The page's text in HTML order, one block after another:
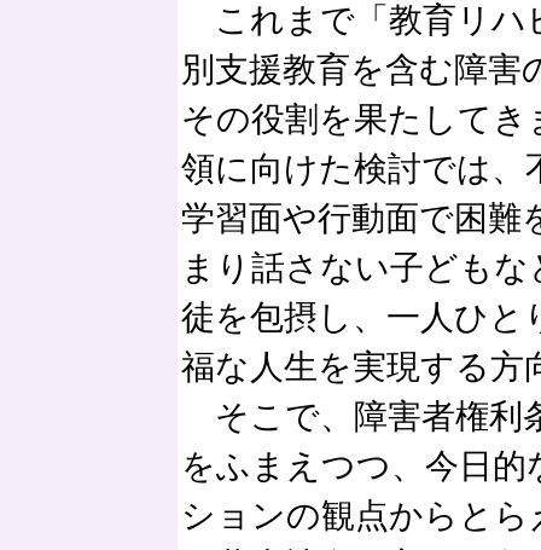
これまで「教育リハ
別支援教育を含む障
その役割を果たしてき
領に向けた検討では、
学習面や行動面で困難
まり話さない子ども
徒を包摂し、一人ひと
福な人生を実現する方
そこで、障害者権利
をふまえつつ、今日
ションの観点からと